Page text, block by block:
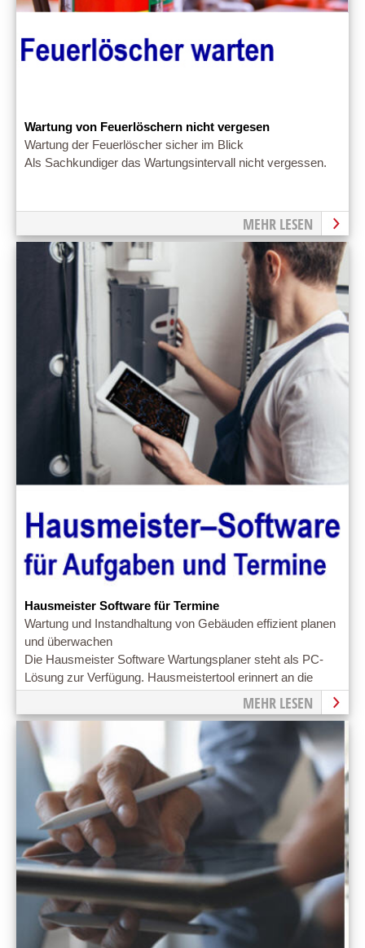
Wartung von Feuerlöschern nicht vergesen
Wartung der Feuerlöscher sicher im Blick
Als Sachkundiger das Wartungsintervall nicht vergessen.
MEHR LESEN
Hausmeister Software für Termine
Wartung und Instandhaltung von Gebäuden effizient planen
und überwachen
Die Hausmeister Software Wartungsplaner steht als PC-
Lösung zur Verfügung. Hausmeistertool erinnert an die
MEHR LESEN